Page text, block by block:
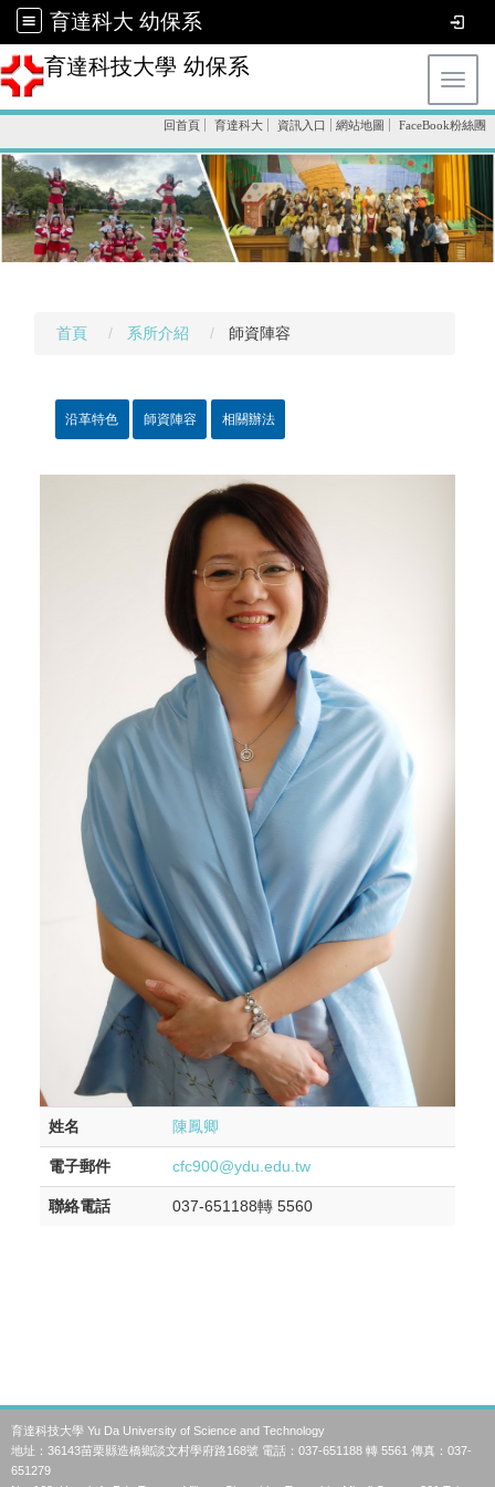
育達科大 幼保系
育達科技大學 幼保系
回首頁 育達科大 資訊入口 網站地圖 FaceBook粉絲團
首頁 系所介紹 師資陣容
沿革特色 師資陣容 相關辦法
姓名 陳鳳卿
電子郵件 cfc900@ydu.edu.tw
聯絡電話 037-651188轉 5560
育達科技大學 Yu Da University of Science and Technology
地址：36143苗栗縣造橋鄉談文村學府路168號 電話：037-651188 轉 5561 傳真：037-
651279